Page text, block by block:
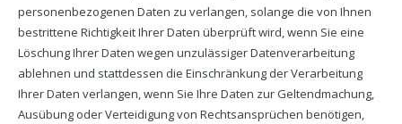
personenbezogenen Daten zu verlangen, solange die von Ihnen
bestrittene Richtigkeit Ihrer Daten überprüft wird, wenn Sie eine
Löschung Ihrer Daten wegen unzulässiger Datenverarbeitung
ablehnen und stattdessen die Einschränkung der Verarbeitung
Ihrer Daten verlangen, wenn Sie Ihre Daten zur Geltendmachung,
Ausübung oder Verteidigung von Rechtsansprüchen benötigen,